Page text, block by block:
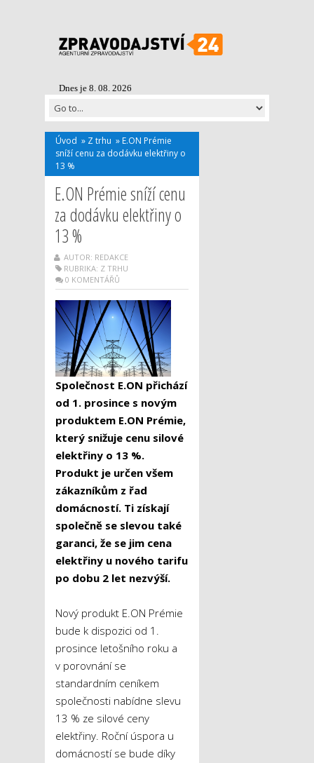
Dnes je 8. 08. 2026
Úvod » Z trhu » E.ON Prémie
sníží cenu za dodávku elektřiny o
13 %
E.ON Prémie sníží cenu
za dodávku elektřiny o
13 %
AUTOR: REDAKCE
RUBRIKA: Z TRHU
0 KOMENTÁŘŮ
Společnost E.ON přichází
od 1. prosince s novým
produktem E.ON Prémie,
který snižuje cenu silové
elektřiny o 13 %.
Produkt je určen všem
zákazníkům z řad
domácností. Ti získají
společně se slevou také
garanci, že se jim cena
elektřiny u nového tarifu
po dobu 2 let nezvýší.
Nový produkt E.ON Prémie
bude k dispozici od 1.
prosince letošního roku a
v porovnání se
standardním ceníkem
společnosti nabídne slevu
13 % ze silové ceny
elektřiny. Roční úspora u
domácností se bude díky